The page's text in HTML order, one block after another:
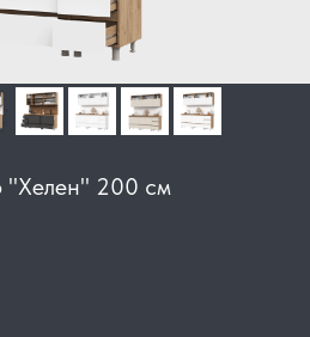
"Хелен" 200 см